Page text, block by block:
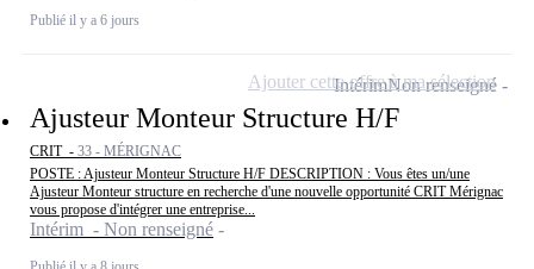
Publié il y a 6 jours
Ajusteur Monteur Structure H/F
CRIT - 33 - MÉRIGNAC
POSTE : Ajusteur Monteur Structure H/F DESCRIPTION : Vous êtes un/une
Ajusteur Monteur structure en recherche d'une nouvelle opportunité CRIT Mérignac
vous propose d'intégrer une entreprise...
Intérim - Non renseigné
IntérimNon renseigné
Ajouter cette offre à ma sélection